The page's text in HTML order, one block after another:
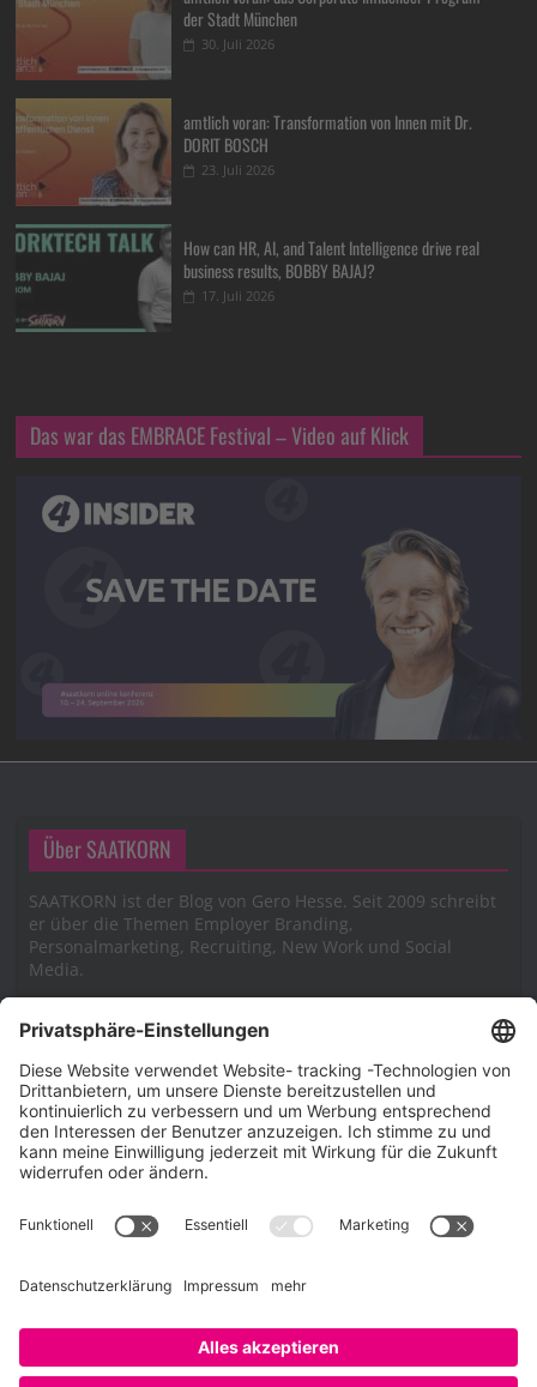
der Stadt München
30. Juli 2026
amtlich voran: Transformation von Innen mit Dr.
DORIT BOSCH
23. Juli 2026
How can HR, AI, and Talent Intelligence drive real
business results, BOBBY BAJAJ?
17. Juli 2026
Das war das EMBRACE Festival – Video auf Klick
Über SAATKORN
SAATKORN ist der Blog von Gero Hesse. Seit 2009 schreibt
er über die Themen Employer Branding,
Personalmarketing, Recruiting, New Work und Social
Media.
Impressum
Impressum
Cookie-Richtlinie (EU)